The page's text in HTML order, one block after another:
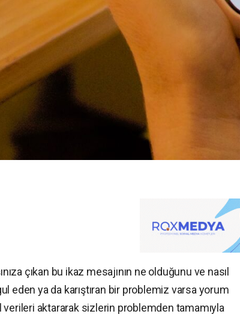
çıkan bu ikaz mesajının ne olduğunu ve nasıl
eden ya da karıştıran bir problemiz varsa yorum
verileri aktararak sizlerin problemden tamamıyla